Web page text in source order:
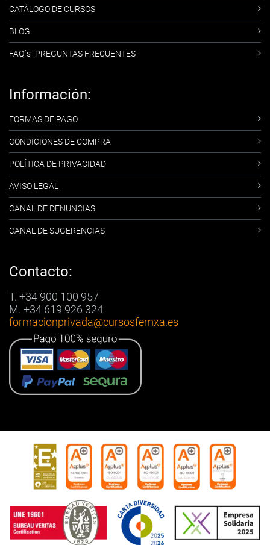
CATÁLOGO DE CURSOS
BLOG
FAQ´s -PREGUNTAS FRECUENTES
Información:
FORMAS DE PAGO
CONDICIONES DE COMPRA
POLÍTICA DE PRIVACIDAD
AVISO LEGAL
CANAL DE DENUNCIAS
CANAL DE SUGERENCIAS
Contacto:
T. +34 900 100 957
M. +34 619 926 324
formacionprivada@cursosfemxa.es